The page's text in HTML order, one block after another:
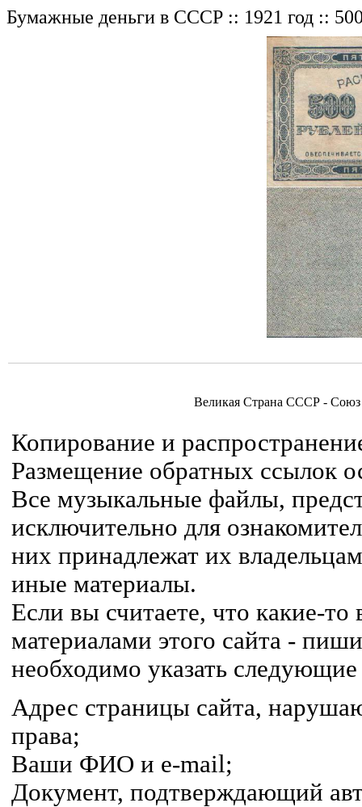
Бумажные деньги в СССР :: 1921 год ::
Великая Страна СССР - Союз
Копирование и
Размещение обратных ссылок
Все музыкальные файлы,
исключительно для
них принадлежат их
иные материалы.
Если вы считаете, что какие-
материалами этого сайта -
необходимо указать
Адрес страницы сайта,
права;
Ваши ФИО и e-mail;
Документ, подтверждающий